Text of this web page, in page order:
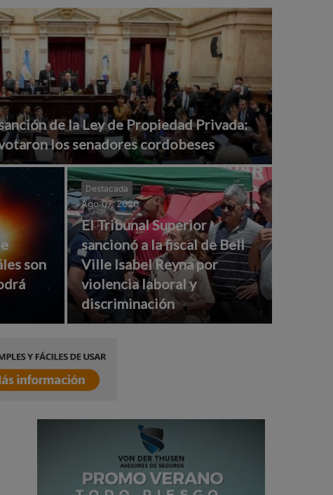
de la Ley de Propiedad Privada:
los senadores cordobeses
son
Destacada
Ago 07, 2026
El Tribunal Superior
sancionó a la fiscal de Bell
Ville Isabel Reyna por
violencia laboral y
discriminación